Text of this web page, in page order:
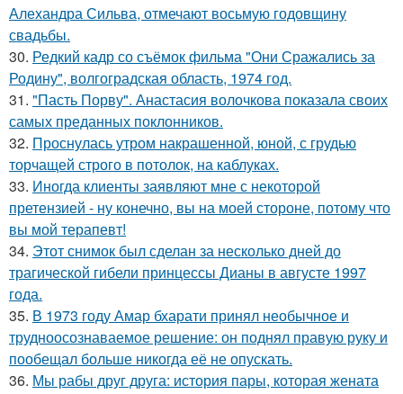
Алехандра Сильва, отмечают восьмую годовщину
свадьбы.
30. Редкий кадр со съёмок фильма "Они Сражались за
Родину", волгоградская область, 1974 год.
31. "Пасть Порву". Анастасия волочкова показала своих
самых преданных поклонников.
32. Проснулась утром накрашенной, юной, с грудью
торчащей строго в потолок, на каблуках.
33. Иногда клиенты заявляют мне с некоторой
претензией - ну конечно, вы на моей стороне, потому что
вы мой терапевт!
34. Этот снимок был сделан за несколько дней до
трагической гибели принцессы Дианы в августе 1997
года.
35. В 1973 году Амар бхарати принял необычное и
трудноосознаваемое решение: он поднял правую руку и
пообещал больше никогда её не опускать.
36. Мы рабы друг друга: история пары, которая жената